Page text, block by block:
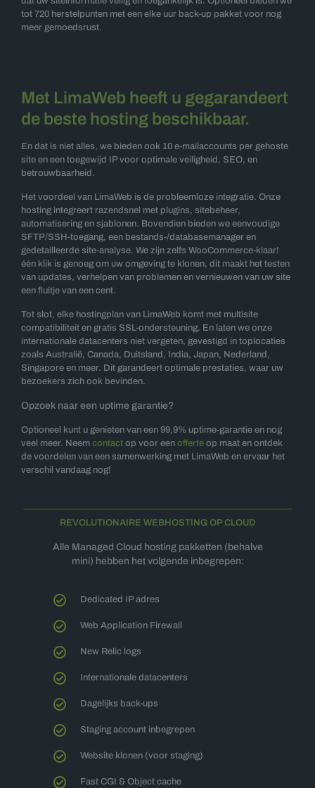
tot 720 herstelpunten met een elke uur back-up pakket voor nog
meer gemoedsrust.
Met LimaWeb heeft u gegarandeert
de beste hosting beschikbaar.
En dat is niet alles, we bieden ook 10 e-mailaccounts per gehoste
site en een toegewijd IP voor optimale veiligheid, SEO, en
betrouwbaarheid.
Het voordeel van LimaWeb is de probleemloze integratie. Onze
hosting integreert razendsnel met plugins, sitebeheer,
automatisering en sjablonen. Bovendien bieden we eenvoudige
SFTP/SSH-toegang, een bestands-/databasemanager en
gedetailleerde site-analyse. We zijn zelfs WooCommerce-klaar!
één klik is genoeg om uw omgeving te klonen, dit maakt het testen
van updates, verhelpen van problemen en vernieuwen van uw site
een fluitje van een cent.
Tot slot, elke hostingplan van LimaWeb komt met multisite
compatibiliteit en gratis SSL-ondersteuning. En laten we onze
internationale datacenters niet vergeten, gevestigd in toplocaties
zoals Australië, Canada, Duitsland, India, Japan, Nederland,
Singapore en meer. Dit garandeert optimale prestaties, waar uw
bezoekers zich ook bevinden.
Opzoek naar een uptime garantie?
Optioneel kunt u genieten van een 99,9% uptime-garantie en nog
veel meer. Neem contact op voor een offerte op maat en ontdek
de voordelen van een samenwerking met LimaWeb en ervaar het
verschil vandaag nog!
REVOLUTIONAIRE WEBHOSTING OP CLOUD
Alle Managed Cloud hosting pakketten (behalve
mini) hebben het volgende inbegrepen:
Dedicated IP adres
Web Application Firewall
New Relic logs
Internationale datacenters
Dagelijks back-ups
Staging account inbegrepen
Website klonen (voor staging)
Fast CGI & Object cache